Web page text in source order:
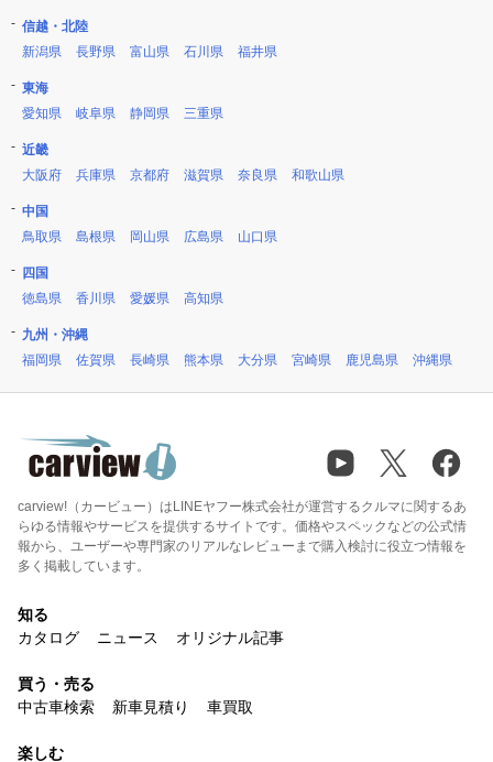
信越・北陸
新潟県
長野県 富山県 石川県 福井県
東海
愛知県
岐阜県 静岡県 三重県
近畿
大阪府
兵庫県 京都府 滋賀県 奈良県 和歌山県
中国
鳥取県
島根県 岡山県 広島県 山口県
四国
徳島県
香川県 愛媛県 高知県
九州・沖縄
福岡県
佐賀県 長崎県 熊本県 大分県 宮崎県 鹿児島県 沖縄県
carview!（カービュー）はLINEヤフー株式会社が運営するクルマに関するあ
らゆる情報やサービスを提供するサイトです。価格やスペックなどの公式情
報から、ユーザーや専門家のリアルなレビューまで購入検討に役立つ情報を
多く掲載しています。
知る
カタログ
ニュース オリジナル記事
買う・売る
中古車検索
新車見積り 車買取
楽しむ